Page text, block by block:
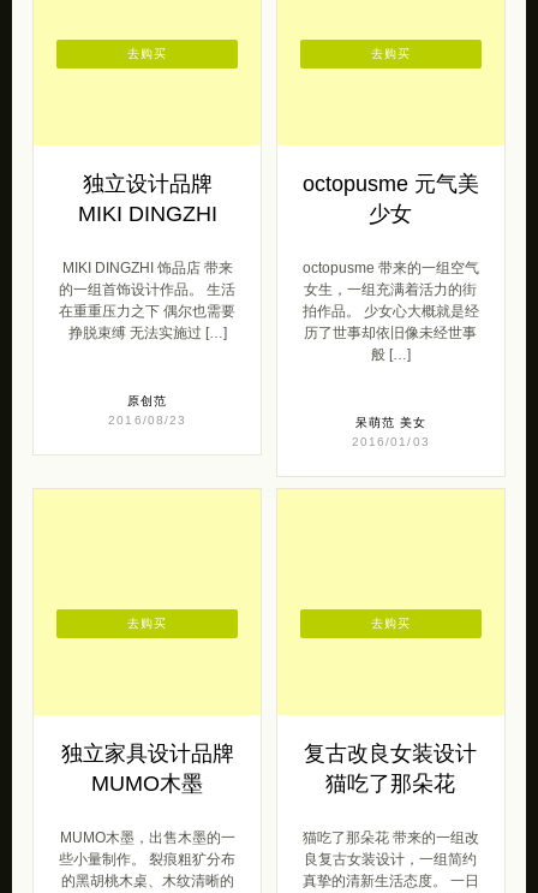
独立设计品牌
MIKI DINGZHI
MIKI DINGZHI 饰品店 带来
的一组首饰设计作品。 生活
在重重压力之下 偶尔也需要
挣脱束缚 无法实施过 […]
原创范
2016/08/23
去购买
octopusme 元气美
少女
octopusme 带来的一组空气
女生，一组充满着活力的街
拍作品。 少女心大概就是经
历了世事却依旧像未经世事
般 […]
呆萌范 美女
2016/01/03
去购买
独立家具设计品牌
MUMO木墨
MUMO木墨，出售木墨的一
些小量制作。 裂痕粗犷分布
的黑胡桃木桌、木纹清晰的
去购买
复古改良女装设计
猫吃了那朵花
猫吃了那朵花 带来的一组改
良复古女装设计，一组简约
真挚的清新生活态度。 一日
去购买